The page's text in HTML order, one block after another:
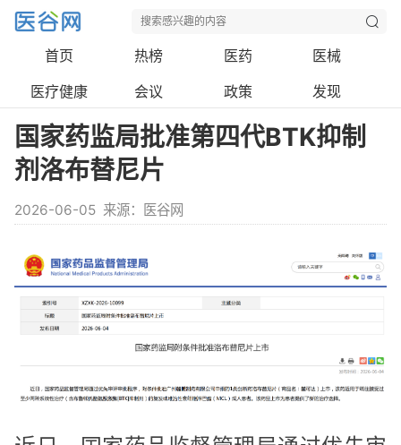
首页 热榜 医药
医械
医疗健康
会议 政策 发现
国家药监局批准第四代BTK抑制
剂洛布替尼片
2026-06-05 来源：医谷网